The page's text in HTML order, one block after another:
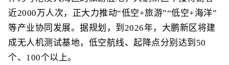
近2000万人次，正大力推动“低空+旅游”“低空+海洋”
等产业协同发展。据规划，到2026年，大鹏新区将建
成无人机测试基地，低空航线、起降点分别达到50
个、100个以上。